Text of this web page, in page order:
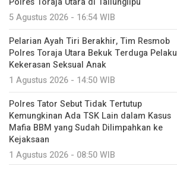
5 Agustus 2026 - 16:54 WIB
Pelarian Ayah Tiri Berakhir, Tim Resmob
Polres Toraja Utara Bekuk Terduga Pelaku
Kekerasan Seksual Anak
1 Agustus 2026 - 14:50 WIB
Polres Tator Sebut Tidak Tertutup
Kemungkinan Ada TSK Lain dalam Kasus
Mafia BBM yang Sudah Dilimpahkan ke
Kejaksaan
1 Agustus 2026 - 08:50 WIB